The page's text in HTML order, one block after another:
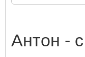
Антон -